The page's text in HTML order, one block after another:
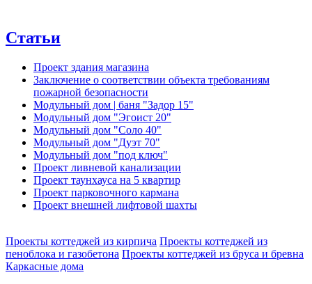
Статьи
Проект здания магазина
Заключение о соответствии объекта требованиям
пожарной безопасности
Модульный дом | баня "Задор 15"
Модульный дом "Эгоист 20"
Модульный дом "Соло 40"
Модульный дом "Дуэт 70"
Модульный дом "под ключ"
Проект ливневой канализации
Проект таунхауса на 5 квартир
Проект парковочного кармана
Проект внешней лифтовой шахты
Проекты коттеджей из кирпича Проекты коттеджей из
пеноблока и газобетона Проекты коттеджей из бруса и бревна
Каркасные дома